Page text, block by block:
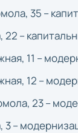
35 –
22 –
11 –
12 –
23 –
3 –